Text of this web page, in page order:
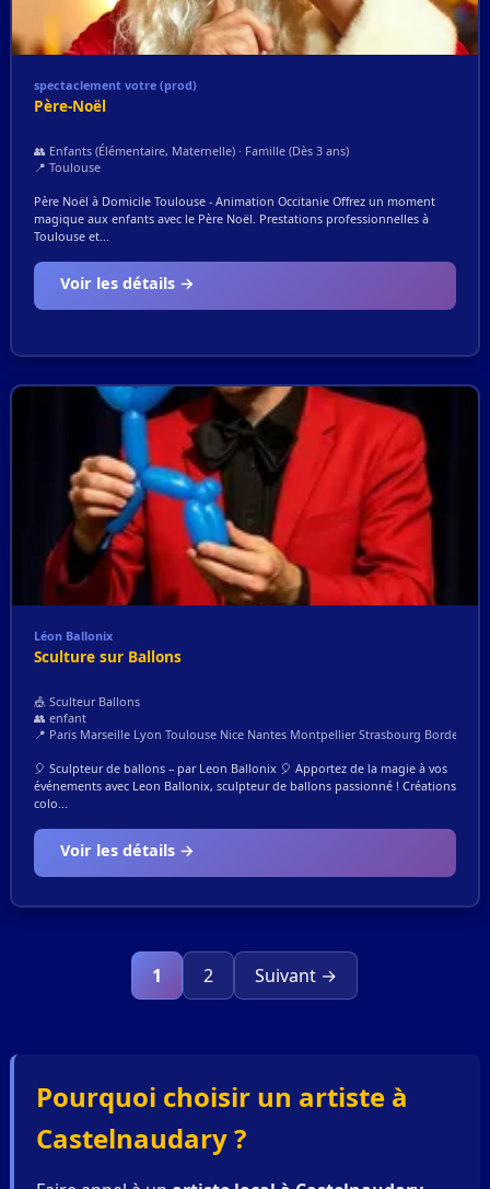
spectaclement votre (prod)
Père-Noël
👥 Enfants (Élémentaire, Maternelle) · Famille (Dès 3 ans)
📍 Toulouse
Père Noël à Domicile Toulouse - Animation Occitanie Offrez un moment
magique aux enfants avec le Père Noël. Prestations professionnelles à
Toulouse et...
Voir les détails →
Léon Ballonix
Sculture sur Ballons
🎪 Sculteur Ballons
👥 enfant
📍 Paris Marseille Lyon Toulouse Nice Nantes Montpellier Strasbourg Bordeaux
🎈 Sculpteur de ballons – par Leon Ballonix 🎈 Apportez de la magie à vos
événements avec Leon Ballonix, sculpteur de ballons passionné ! Créations
colo...
Voir les détails →
1 2 Suivant →
Pourquoi choisir un artiste à
Castelnaudary ?